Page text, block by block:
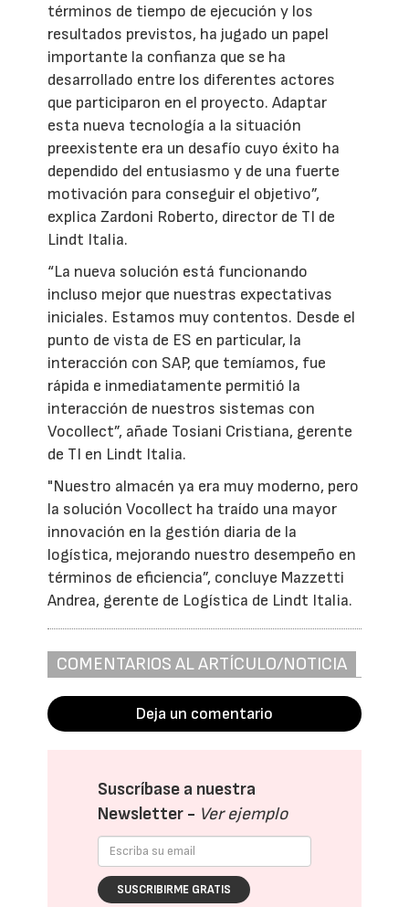
términos de tiempo de ejecución y los
resultados previstos, ha jugado un papel
importante la confianza que se ha
desarrollado entre los diferentes actores
que participaron en el proyecto. Adaptar
esta nueva tecnología a la situación
preexistente era un desafío cuyo éxito ha
dependido del entusiasmo y de una fuerte
motivación para conseguir el objetivo”,
explica Zardoni Roberto, director de TI de
Lindt Italia.
“La nueva solución está funcionando
incluso mejor que nuestras expectativas
iniciales. Estamos muy contentos. Desde el
punto de vista de ES en particular, la
interacción con SAP, que temíamos, fue
rápida e inmediatamente permitió la
interacción de nuestros sistemas con
Vocollect”, añade Tosiani Cristiana, gerente
de TI en Lindt Italia.
"Nuestro almacén ya era muy moderno, pero
la solución Vocollect ha traído una mayor
innovación en la gestión diaria de la
logística, mejorando nuestro desempeño en
términos de eficiencia”, concluye Mazzetti
Andrea, gerente de Logística de Lindt Italia.
COMENTARIOS AL ARTÍCULO/NOTICIA
Deja un comentario
Suscríbase a nuestra
Newsletter - Ver ejemplo
SUSCRIBIRME GRATIS